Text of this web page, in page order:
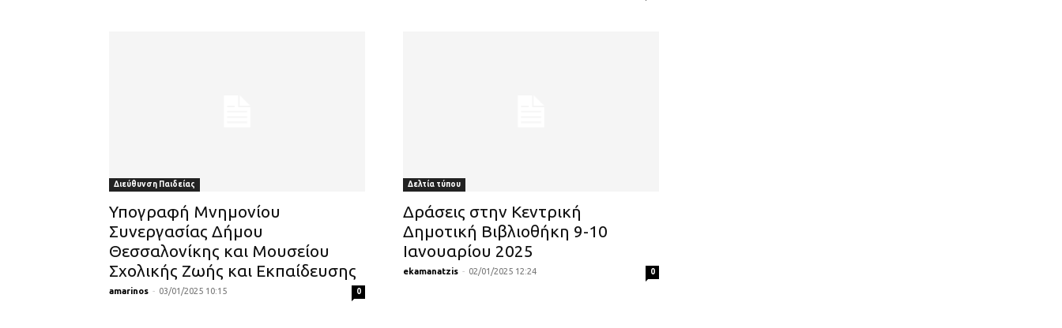
Διεύθυνση Παιδείας
Υπογραφή Μνημονίου
Συνεργασίας Δήμου
Θεσσαλονίκης και Μουσείου
Σχολικής Ζωής και Εκπαίδευσης
amarinos - 03/01/2025 10:15 0
Δελτία τύπου
Δράσεις στην Κεντρική
Δημοτική Βιβλιοθήκη 9-10
Ιανουαρίου 2025
ekamanatzis - 02/01/2025 12:24 0